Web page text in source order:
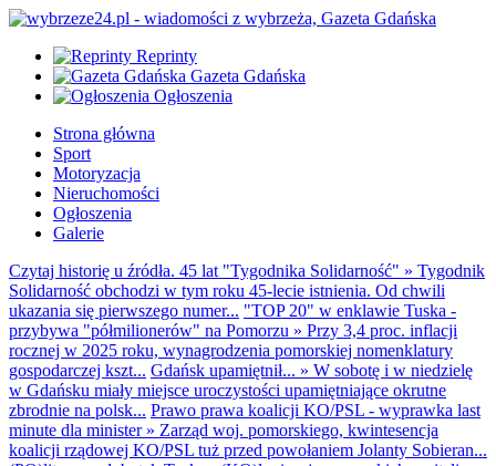
Reprinty
Gazeta Gdańska
Ogłoszenia
Strona główna
Sport
Motoryzacja
Nieruchomości
Ogłoszenia
Galerie
Czytaj historię u źródła. 45 lat "Tygodnika Solidarność" » Tygodnik
Solidarność obchodzi w tym roku 45-lecie istnienia. Od chwili
ukazania się pierwszego numer... "TOP 20" w enklawie Tuska -
przybywa "półmilionerów" na Pomorzu » Przy 3,4 proc. inflacji
rocznej w 2025 roku, wynagrodzenia pomorskiej nomenklatury
gospodarczej kszt... Gdańsk upamiętnił... » W sobotę i w niedzielę
w Gdańsku miały miejsce uroczystości upamiętniające okrutne
zbrodnie na polsk... Prawo prawa koalicji KO/PSL - wyprawka last
minute dla minister» Zarząd woj. pomorskiego, kwintesencja
koalicji rządowej KO/PSL tuż przed powołaniem Jolanty Sobieran...